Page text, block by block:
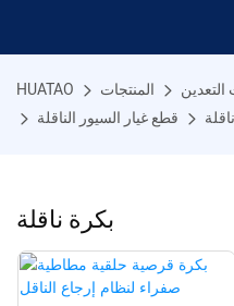
HUATAO المنتجات
قطع غيار السيور الناقلة
بكرة ناقلة